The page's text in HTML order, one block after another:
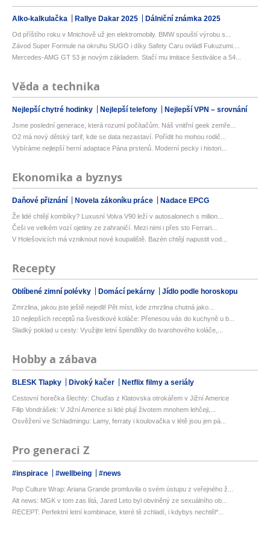
Alko-kalkulačka Rallye Dakar 2025 Dálniční známka 2025
Od příštího roku v Mnichově už jen elektromobily. BMW spouští výrobu s...
Závod Super Formule na okruhu SUGO i díky Safety Caru ovládl Fukuzumi....
Mercedes-AMG GT 53 je novým základem. Stačí mu imitace šestiválce a 54...
Věda a technika
Nejlepší chytré hodinky Nejlepší telefony Nejlepší VPN – srovnání
Jsme poslední generace, která rozumí počítačům. Náš vnitřní geek zemře...
O2 má nový dětský tarif, kde se data nezastaví. Pořídit ho mohou rodič...
Vybíráme nejlepší herní adaptace Pána prstenů. Moderní pecky i histori...
Ekonomika a byznys
Daňové přiznání Novela zákoníku práce Nadace EPCG
Že lidé chtějí kombíky? Luxusní Volva V90 leží v autosalonech s milion...
Češi ve velkém vozí ojetiny ze zahraničí. Mezi nimi i přes sto Ferrari...
V Holešovicích má vzniknout nové koupaliště. Bazén chtějí napustit vod...
Recepty
Oblíbené zimní polévky Domácí pekárny Jídlo podle horoskopu
Zmrzlina, jakou jste ještě nejedli! Pět míst, kde zmrzlina chutná jako...
10 nejlepších receptů na švestkové koláče: Přenesou vás do kuchyně u b...
Sladký poklad u cesty: Využijte letní špendlíky do tvarohového koláče,...
Hobby a zábava
BLESK Tlapky Divoký kačer Netflix filmy a seriály
Cestovní horečka šlechty: Chuďas z Klatovska otrokářem v Jižní Americe
Filip Vondrášek: V Jižní Americe si lidé plují životem mnohem lehčeji,...
Osvěžení ve Schladmingu: Lamy, ferraty i koulovačka v létě jsou jen pá...
Pro generaci Z
#inspirace #wellbeing #news
Pop Culture Wrap: Ariana Grande promluvila o svém ústupu z veřejného ž...
Alt news: MGK v tom zas lítá, Jared Leto byl obviněný ze sexuálního ob...
RECEPT: Perfektní letní kombinace, které tě zchladí, i kdybys nechtěl*...